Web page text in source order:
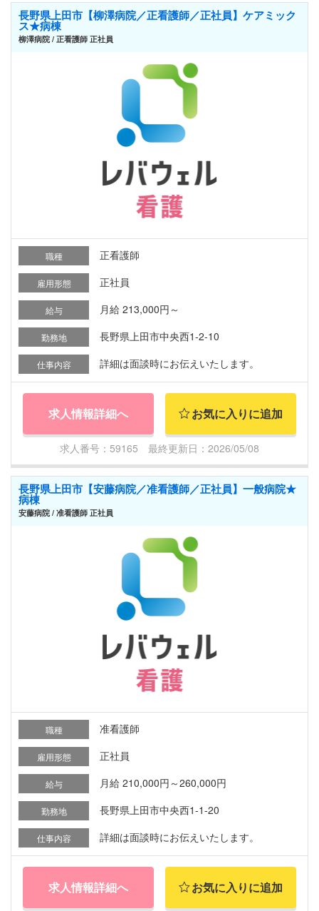
長野県上田市【柳澤病院／正看護師／正社員】ケアミック
ス★病棟
柳澤病院 / 正看護師 正社員
職種 正看護師
雇用形態 正社員
給与 月給 213,000円～
勤務地 長野県上田市中央西1-2-10
仕事内容 詳細は面談時にお伝えいたします。
求人情報詳細へ お気に入りに追加
求人番号：59165 最終更新日：2026/05/08
長野県上田市【安藤病院／准看護師／正社員】一般病院★
病棟
安藤病院 / 准看護師 正社員
職種 准看護師
雇用形態 正社員
給与 月給 210,000円～260,000円
勤務地 長野県上田市中央西1-1-20
仕事内容 詳細は面談時にお伝えいたします。
求人情報詳細へ お気に入りに追加